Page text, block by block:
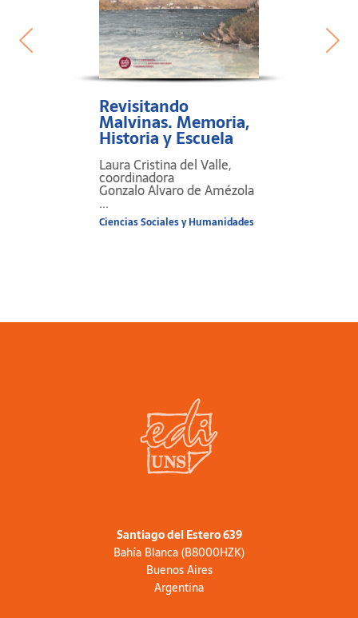
Revisitando
Malvinas. Memoria,
Historia y Escuela
Laura Cristina del Valle,
coordinadora
Gonzalo Alvaro de Amézola
...
Ciencias Sociales y Humanidades
Santiago del Estero 639
Bahía Blanca (B8000HZK)
Buenos Aires
Argentina